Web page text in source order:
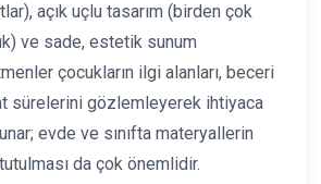
açık uçlu tasarım (birden çok
ve sade, estetik sunum
çocukların ilgi alanları, beceri
sürelerini gözlemleyerek ihtiyaca
evde ve sınıfta materyallerin
da çok önemlidir.